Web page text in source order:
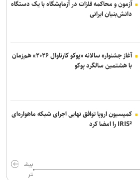
آزمون و محاکمه فلزات در آزمایشگاه با یک دستگاه
دانش‌بنیان ایرانی
آغاز جشنواره سالانه «پوکو کارناوال ۲۰۲۶» هم‌زمان
با هشتمین سالگرد پوکو
کمیسیون اروپا توافق نهایی اجرای شبکه ماهواره‌ای
IRIS² را امضا کرد
بیش
تر